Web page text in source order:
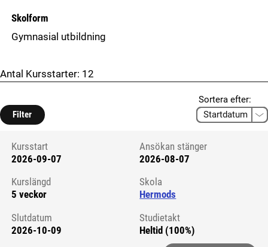
Skolform
Gymnasial utbildning
Antal Kursstarter: 12
Filter
Sortera efter:
Kursstart 6061398
Kursstart
2026-09-07
Ansökan stänger
2026-08-07
Kurslängd
5 veckor
Skola
Hermods
Slutdatum
2026-10-09
Studietakt
Heltid (100%)